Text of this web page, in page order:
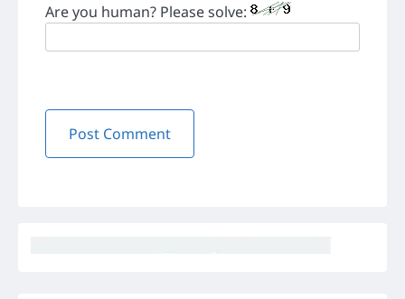
Are you human? Please solve: